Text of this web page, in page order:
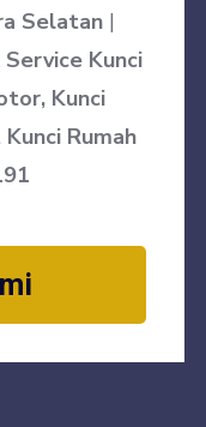
Selatan|
Service Kunci
Kunci
Rumah